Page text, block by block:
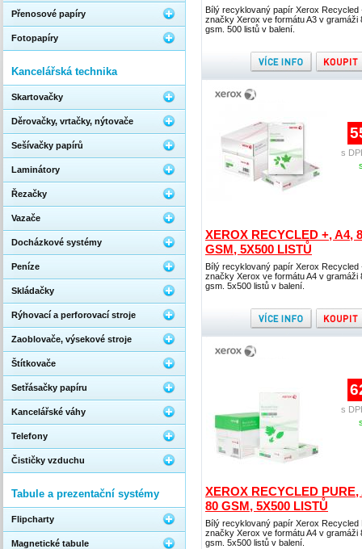
Bílý recyklovaný papír Xerox Recycled
značky Xerox ve formátu A3 v gramáži
gsm. 500 listů v balení.
XEROX RECYCLED +, A4,
GSM, 5X500 LISTŮ
Bílý recyklovaný papír Xerox Recycled
značky Xerox ve formátu A4 v gramáži
gsm. 5x500 listů v balení.
s
XEROX RECYCLED PURE,
80 GSM, 5X500 LISTŮ
Bílý recyklovaný papír Xerox Recycled
značky Xerox ve formátu A4 v gramáži
gsm. 5x500 listů v balení.
s
Přenosové papíry
Fotopapíry
Kancelářská technika
Skartovačky
Děrovačky, vrtačky, nýtovače
Sešívačky papírů
Laminátory
Řezačky
Vazače
Docházkové systémy
Peníze
Skládačky
Rýhovací a perforovací stroje
Zaoblovače, výsekové stroje
Štítkovače
Setřásačky papíru
Kancelářské váhy
Telefony
Čističky vzduchu
Tabule a prezentační systémy
Flipcharty
Magnetické tabule